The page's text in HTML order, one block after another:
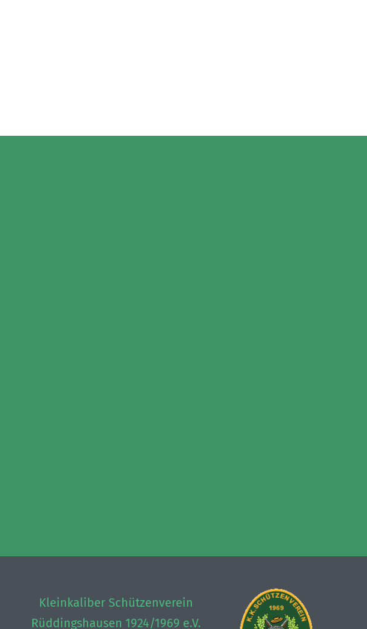
Kleinkaliber Schützenverein
Rüddingshausen 1924/1969 e.V.